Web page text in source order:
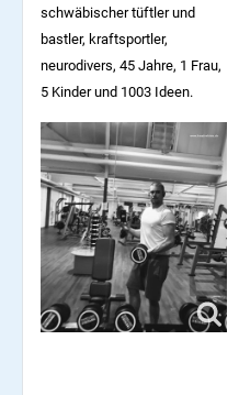
schwäbischer tüftler und
bastler, kraftsportler,
neurodivers, 45 Jahre, 1 Frau,
5 Kinder und 1003 Ideen.